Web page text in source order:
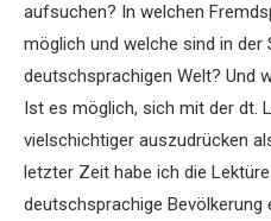
aufsuchen? In welchen
möglich und welche sind in der
deutschsprachigen Welt? Und
Ist es möglich, sich mit der dt.
vielschichtiger auszudrücken
letzter Zeit habe ich die
deutschsprachige